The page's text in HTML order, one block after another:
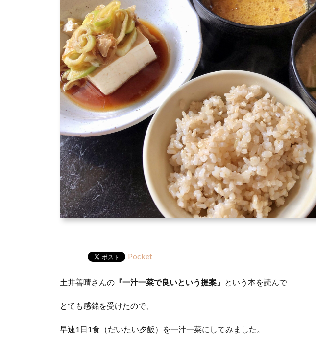
Pocket
土井善晴さんの 『一汁一菜で良いという提案』 という本を読んで
とても感銘を受けたので、
早速1日1食（だいたい夕飯）を一汁一菜にしてみました。